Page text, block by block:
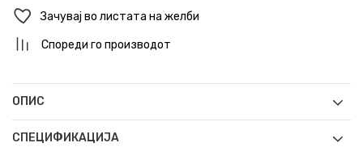
Зачувај во листата на желби
Спореди го производот
ОПИС
СПЕЦИФИКАЦИЈА